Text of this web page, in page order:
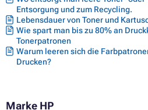
Entsorgung und zum Recycling.
Lebensdauer von Toner und
Wie spart man bis zu 80% an
Tonerpatronen
Warum leeren sich die
Drucken?
Marke HP